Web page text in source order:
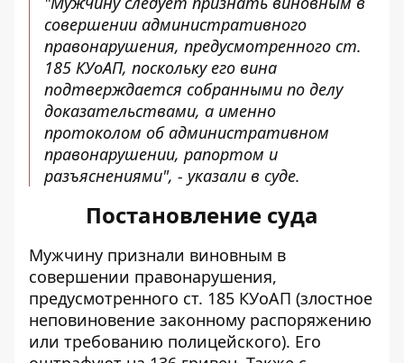
совершении административного
правонарушения, предусмотренного ст.
185 КУоАП, поскольку его вина
подтверждается собранными по делу
доказательствами, а именно
протоколом об административном
правонарушении, рапортом и
разъяснениями", - указали в суде.
Постановление суда
Мужчину признали виновным в
совершении правонарушения,
предусмотренного ст. 185 КУоАП (злостное
неповиновение законному распоряжению
или требованию полицейского). Его